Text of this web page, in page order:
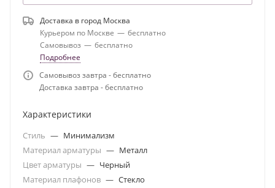
Доставка в город Москва
Курьером по Москве — бесплатно
Самовывоз — бесплатно
Подробнее
Самовывоз завтра - бесплатно
Доставка завтра - бесплатно
Характеристики
Стиль — Минимализм
Материал арматуры — Металл
Цвет арматуры — Черный
Материал плафонов — Стекло